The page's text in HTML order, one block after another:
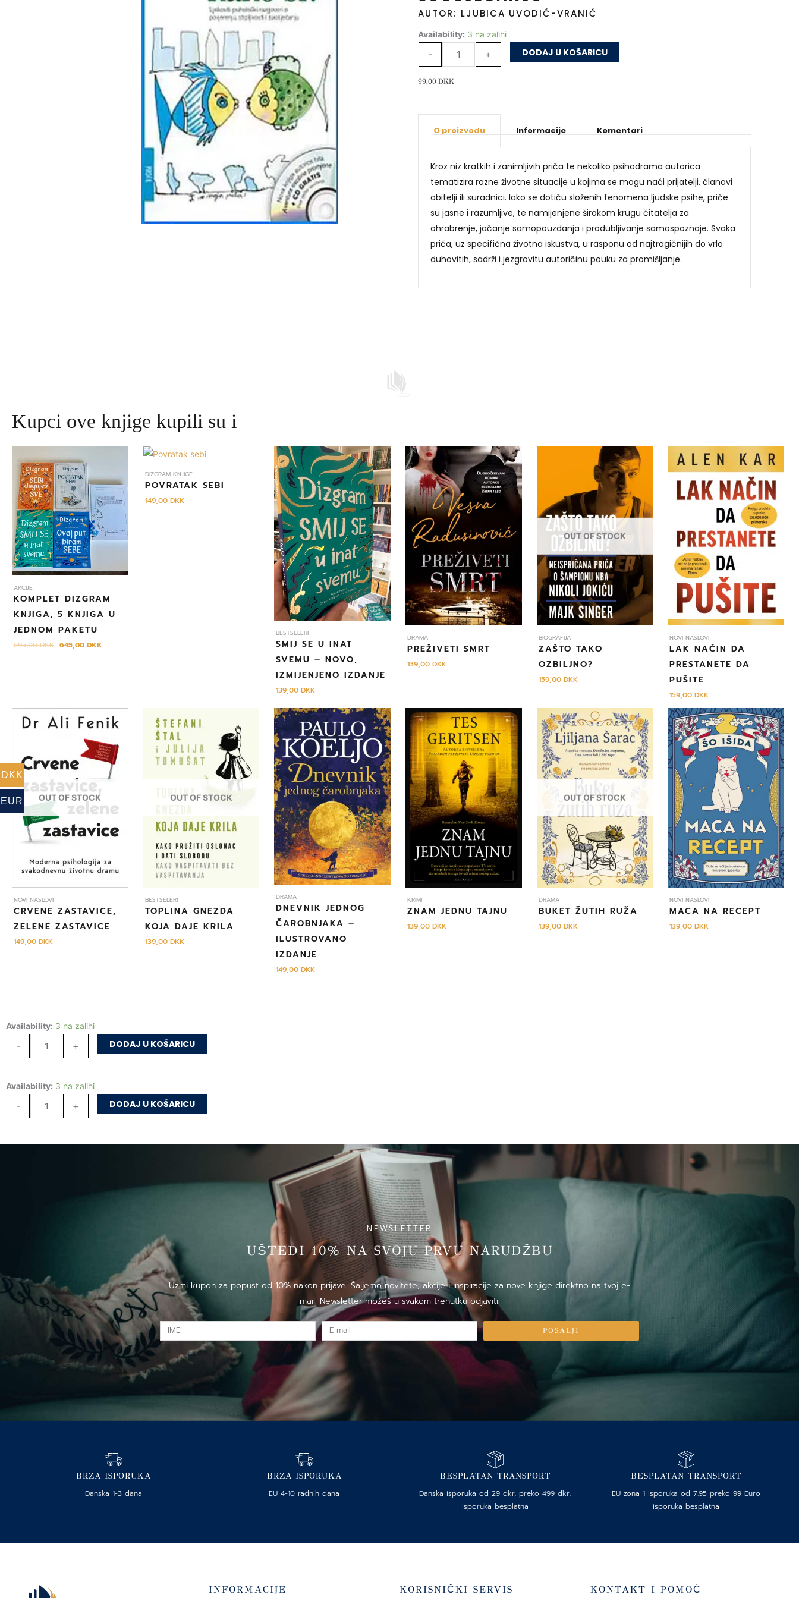
AUTOR: LJUBICA UVODIĆ-VRANIĆ
Availability: 3 na zalihi
-
Prijatelju,
si?
Ljekoviti
suosjećanju
količina
+ DODAJ U KOŠARICU
99,00DKK
O proizvodu Informacije Komentari
Kroz niz kratkih i zanimljivih priča te nekoliko psihodrama autorica
tematizira razne životne situacije u kojima se mogu naći prijatelji, članovi
obitelji ili suradnici. Iako se dotiču složenih fenomena ljudske psihe, priče
su jasne i razumljive, te namijenjene širokom krugu čitatelja za
ohrabrenje, jačanje samopouzdanja i produbljivanje samospoznaje. Svaka
priča, uz specifična životna iskustva, u rasponu od najtragičnijih do vrlo
duhovitih, sadrži i jezgrovitu autoričinu pouku za promišljanje.
Kupci ove knjige kupili su i
AKCIJE
KOMPLET DIZGRAM
KNJIGA, 5 KNJIGA U
JEDNOM PAKETU
695,00DKK
Izvorna
cijena
bila
je:
695,00 DKK.
645,00 DKK
Trenutna
645,00 DKK.
DIZGRAM KNJIGE
POVRATAK SEBI
149,00 DKK
BESTSELERI
SMIJ SE U INAT
SVEMU – NOVO,
IZMIJENJENO IZDANJE
139,00DKK
DRAMA
PREŽIVETI SMRT
139,00 DKK
OUT OF STOCK
BIOGRAFIJA
ZAŠTO TAKO
OZBILJNO?
159,00 DKK
NOVI NASLOVI
LAK NAČIN DA
PRESTANETE DA
PUŠITE
159,00DKK
OUT OF STOCK
NOVI NASLOVI
CRVENE ZASTAVICE,
ZELENE ZASTAVICE
149,00 DKK
OUT OF STOCK
BESTSELERI
TOPLINA GNEZDA
KOJA DAJE KRILA
139,00 DKK
DRAMA
DNEVNIK JEDNOG
ČAROBNJAKA –
ILUSTROVANO
IZDANJE
149,00DKK
KRIMI
ZNAM JEDNU TAJNU
139,00 DKK
OUT OF STOCK
DRAMA
BUKET ŽUTIH RUŽA
139,00 DKK
NOVI NASLOVI
MACA NA RECEPT
139,00DKK
Availability: 3 na zalihi
-
Prijatelju,
si?
psihološki
o
+ DODAJ U KOŠARICU
Availability: 3 na zalihi
-
Prijatelju,
si?
psihološki
+ DODAJ U KOŠARICU
NEWSLETTER
UŠTEDI 10% NA SVOJU PRVU NARUDŽBU
Uzmi kupon za popust od 10% nakon prijave. Šaljemo novitete, akcije i inspiracije za nove knjige direktno na tvoj e-
mail. Newsletter možeš u svakom trenutku odjaviti.
IME
E-
mail
POSALJI
BRZA ISPORUKA
Danska 1-3 dana
BRZA ISPORUKA
EU 4-10 radnih dana
BESPLATAN TRANSPORT
Danska isporuka od 29 dkr. preko 499 dkr.
isporuka besplatna
BESPLATAN TRANSPORT
EU zona 1 isporuka od 7.95 preko 99 Euro
isporuka besplatna
INFORMACIJE KORISNIČKI SERVIS KONTAKT I POMOĆ
DKK
EUR